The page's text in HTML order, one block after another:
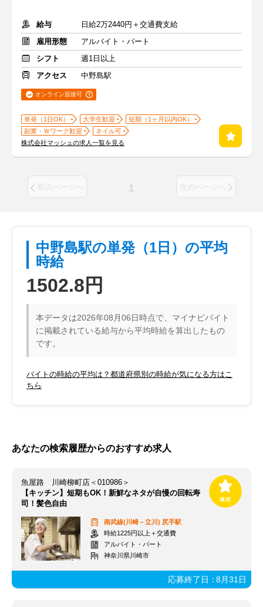
給与
日給2万2440円＋交通費支給
雇用形態
アルバイト・パート
シフト
週1日以上
アクセス
中野島駅
オンライン面接可
単発（1日OK） 大学生歓迎
短期（1ヶ月以内OK）
副業・Ｗワーク歓迎
ネイル可
株式会社マッシュの求人一覧を見る
前のページへ 1 次のページへ
中野島駅の単発（1日）の平均
時給
1502.8円
本データは2026年08月06日時点で、マイナビバイト
に掲載されている給与から平均時給を算出したもの
です。
バイトの時給の平均は？都道府県別の時給が気になる方はこ
ちら
あなたの検索履歴からのおすすめ求人
魚屋路 川崎柳町店＜010986＞
【キッチン】短期もOK！新鮮なネタが自慢の回転寿
司！髪色自由
南武線(川崎－立川) 尻手駅
時給1225円以上＋交通費
アルバイト・パート
神奈川県川崎市
応募終了日：8月31日